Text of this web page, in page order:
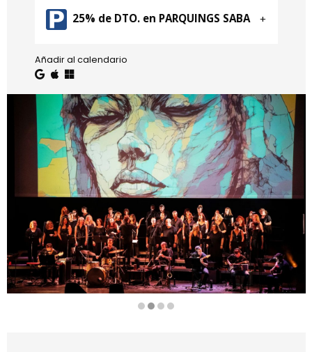
25% de DTO. en PARQUINGS SABA
Añadir al calendario